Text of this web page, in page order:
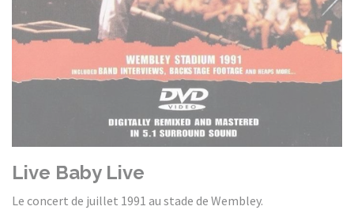
Live Baby Live
Le concert de juillet 1991 au stade de Wembley.